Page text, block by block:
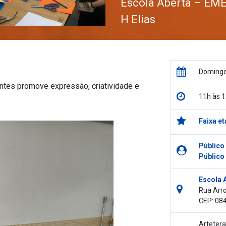
Escola Aberta –
H Elias
promove expressão, criatividade e
11h às
Faixa
Público
Público
Escola
Rua
CEP: